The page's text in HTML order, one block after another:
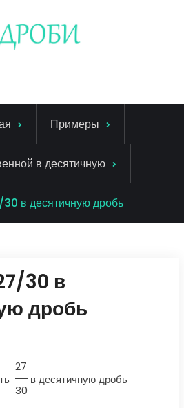
Примеры
в десятичную
в десятичную дробь
30 в
дробь
27
30
в десятичную дробь